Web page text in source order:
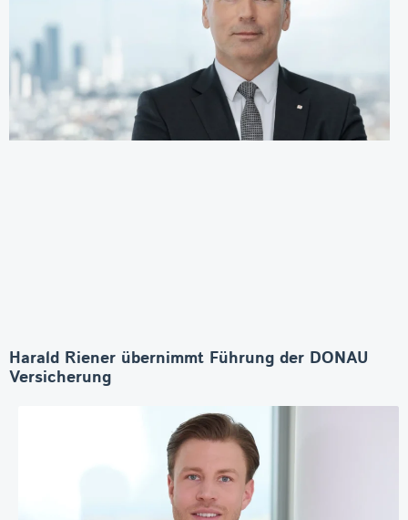
Harald Riener übernimmt Führung der DONAU
Versicherung